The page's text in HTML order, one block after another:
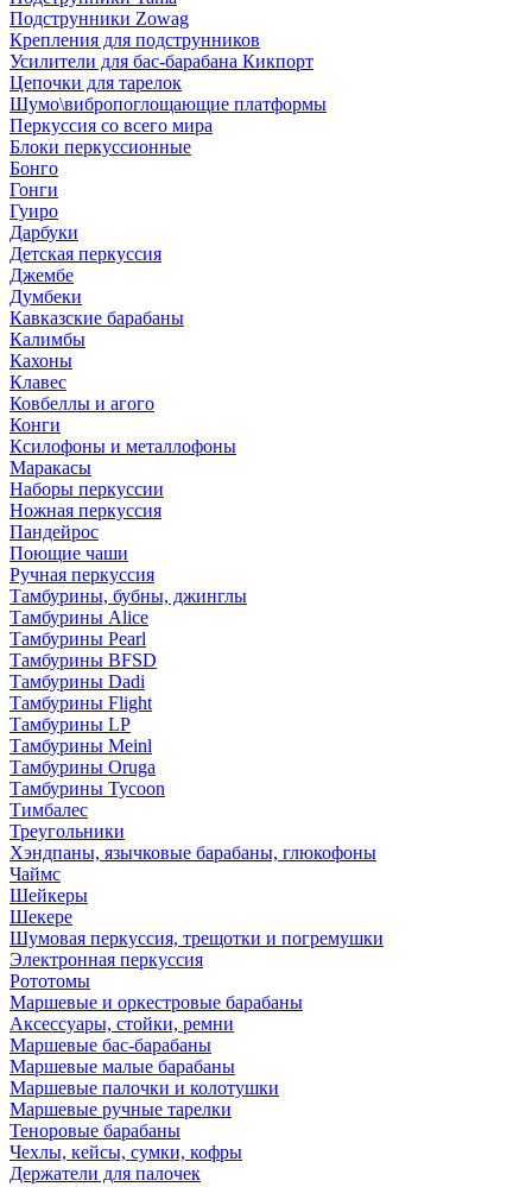
Подструнники Zowag
Крепления для подструнников
Усилители для бас-барабана Кикпорт
Цепочки для тарелок
Шумо\вибропоглощающие платформы
Перкуссия со всего мира
Блоки перкуссионные
Бонго
Гонги
Гуиро
Дарбуки
Детская перкуссия
Джембе
Думбеки
Кавказские барабаны
Калимбы
Кахоны
Клавес
Ковбеллы и агого
Конги
Ксилофоны и металлофоны
Маракасы
Наборы перкуссии
Ножная перкуссия
Пандейрос
Поющие чаши
Ручная перкуссия
Тамбурины, бубны, джинглы
Тамбурины Alice
Тамбурины Pearl
Тамбурины BFSD
Тамбурины Dadi
Тамбурины Flight
Тамбурины LP
Тамбурины Meinl
Тамбурины Oruga
Тамбурины Tycoon
Тимбалес
Треугольники
Хэндпаны, язычковые барабаны, глюкофоны
Чаймс
Шейкеры
Шекере
Шумовая перкуссия, трещотки и погремушки
Электронная перкуссия
Рототомы
Маршевые и оркестровые барабаны
Аксессуары, стойки, ремни
Маршевые бас-барабаны
Маршевые малые барабаны
Маршевые палочки и колотушки
Маршевые ручные тарелки
Теноровые барабаны
Чехлы, кейсы, сумки, кофры
Держатели для палочек